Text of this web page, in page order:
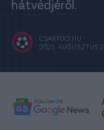
hátvédjéről.
CSAKFOCI.HU
2025. AUGUSZTUS